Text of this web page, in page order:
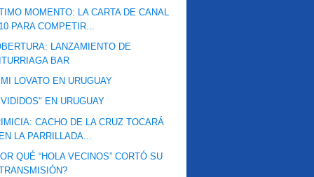
MOMENTO: LA CARTA DE CANAL
PARA COMPETIR...
LANZAMIENTO DE
BAR
LOVATO EN URUGUAY
EN URUGUAY
CACHO DE LA CRUZ TOCARÁ
LA PARRILLADA...
QUÉ “HOLA VECINOS” CORTÓ SU